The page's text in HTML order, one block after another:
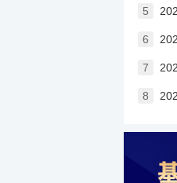
5
6
7
8